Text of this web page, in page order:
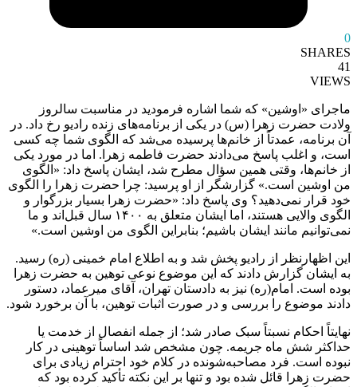
0
SHARES
41
VIEWS
ماجرای «اوشین» که شما اشاره فرمودید در مناسبت سالروز
ولادت حضرت زهرا (س) در یکی از برنامه‌های زنده رادیو رخ داد. در
آن برنامه، عمدتاً از خانم‌ها پرسیده می‌شد که الگوی شما چه کسی
است، و اغلب پاسخ می‌دادند حضرت فاطمه زهرا. اما در مورد یکی
از خانم‌ها، وقتی همین سؤال مطرح شد، ایشان پاسخ داد: «الگوی
من اوشین است.» گزارشگر از او پرسید: چرا حضرت زهرا را الگوی
خود قرار نمی‌دهید؟ وی پاسخ داد: «حضرت زهرا بسیار بزرگوار و
الگوی والایی هستند، اما ایشان متعلق به ۱۴۰۰ سال قبل‌اند و ما
نمی‌توانیم مانند ایشان باشیم؛ بنابراین الگوی من اوشین است.»
این اظهارنظر از رادیو پخش شد و به اطلاع امام خمینی (ره) رسید.
به ایشان گزارش دادند که این موضوع نوعی توهین به حضرت زهرا
بوده است. امام(ره) نیز به دادستان تهران، آقای میرعماد، دستور
دادند موضوع را بررسی و در صورت اثبات توهین، با آن برخورد شود.
نهایتاً احکام نسبتاً سبک صادر شد؛ از جمله انفصال از خدمت یا
حداکثر شش ماه جریمه. چون مشخص شد اساساً توهینی در کار
نبوده است. فرد مصاحبه‌شونده در کلام خود احترام زیادی برای
حضرت زهرا قائل شده بود و تنها بر این نکته تأکید کرده بود که